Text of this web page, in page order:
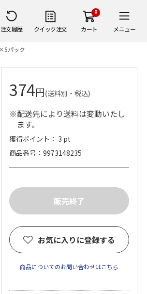
注文履歴 クイック注文
0
カート メニュー
パック
374円(送料別・税込)
※配送先により送料は変動いたし
ます。
獲得ポイント： 3 pt
商品番号
9973148235
お気に入りに登録する
商品についてのお問い合わせはこちら